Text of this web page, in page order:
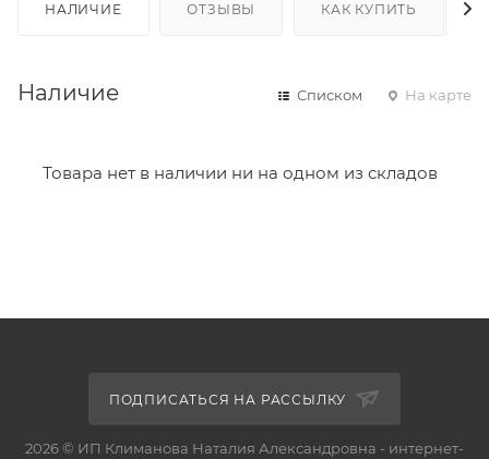
НАЛИЧИЕ ОТЗЫВЫ КАК КУПИТЬ
Наличие Списком На карте
Товара нет в наличии ни на одном из складов
ПОДПИСАТЬСЯ НА РАССЫЛКУ
2026 © ИП Климанова Наталия Александровна - интернет-